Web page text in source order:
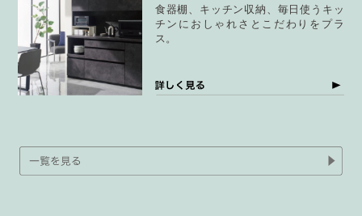
食器棚、キッチン収納、毎日使うキッ
チンにおしゃれさとこだわりをプラ
ス。